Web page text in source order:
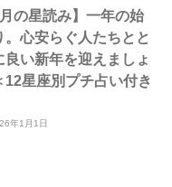
月の星読み】一年の始
。心安らぐ人たちとと
良い新年を迎えましょ
12星座別プチ占い付き
年1月1日